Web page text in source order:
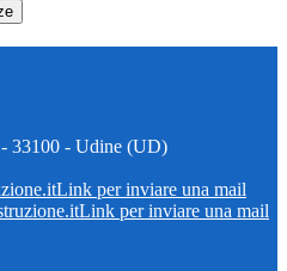
33100 - Udine (UD)
Link per inviare una mail
Link per inviare una mail